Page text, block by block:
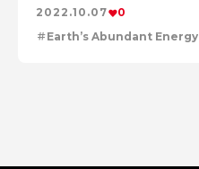
2022.10.07
0
Earth’s Abundant Energy